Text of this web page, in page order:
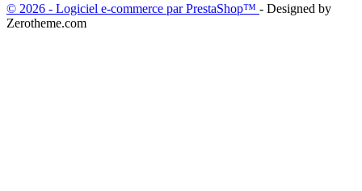
© 2026 - Logiciel e-commerce par PrestaShop™ - Designed by
Zerotheme.com